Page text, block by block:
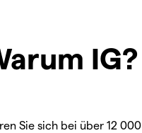
IG?
Sie sich bei über 12 000